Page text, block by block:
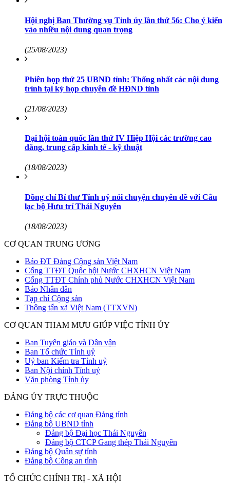
Hội nghị Ban Thường vụ Tỉnh ủy lần thứ 56: Cho ý kiến
vào nhiều nội dung quan trọng
(25/08/2023)
Phiên họp thứ 25 UBND tỉnh: Thống nhất các nội dung
trình tại kỳ họp chuyên đề HĐND tỉnh
(21/08/2023)
Đại hội toàn quốc lần thứ IV Hiệp Hội các trường cao
đẳng, trung cấp kinh tế - kỹ thuật
(18/08/2023)
Đồng chí Bí thư Tỉnh uỷ nói chuyện chuyên đề với Câu
lạc bộ Hưu trí Thái Nguyên
(18/08/2023)
CƠ QUAN TRUNG ƯƠNG
Báo ĐT Đảng Cộng sản Việt Nam
Cổng TTĐT Quốc hội Nước CHXHCN Việt Nam
Cổng TTĐT Chính phủ Nước CHXHCN Việt Nam
Báo Nhân dân
Tạp chí Cộng sản
Thông tấn xã Việt Nam (TTXVN)
CƠ QUAN THAM MƯU GIÚP VIỆC TỈNH ỦY
Ban Tuyên giáo và Dân vận
Ban Tổ chức Tỉnh uỷ
Uỷ ban Kiểm tra Tỉnh uỷ
Ban Nội chính Tỉnh uỷ
Văn phòng Tỉnh ủy
ĐẢNG ỦY TRỰC THUỘC
Đảng bộ các cơ quan Đảng tỉnh
Đảng bộ UBND tỉnh
Đảng bộ Đại học Thái Nguyên
Đảng bộ CTCP Gang thép Thái Nguyên
Đảng bộ Quân sự tỉnh
Đảng bộ Công an tỉnh
TỔ CHỨC CHÍNH TRỊ - XÃ HỘI